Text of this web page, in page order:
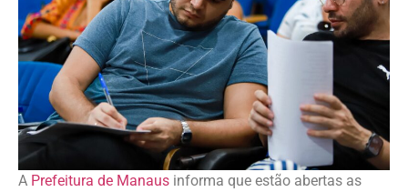
A Prefeitura de Manaus informa que estão abertas as